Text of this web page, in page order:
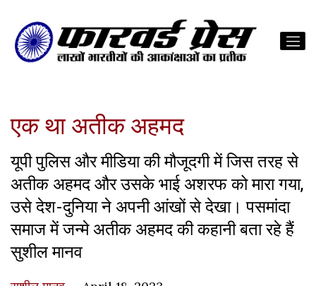
एक था अतीक अहमद
यूपी पुलिस और मीडिया की मौजूदगी में जिस तरह से
अतीक अहमद और उसके भाई अशरफ को मारा गया,
उसे देश-दुनिया ने अपनी आंखों से देखा। पसमांदा
समाज में जन्मे अतीक अहमद की कहानी बता रहे हैं
सुशील मानव